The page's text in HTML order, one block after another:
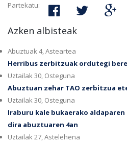
Partekatu:
Azken albisteak
Abuztuak 4, Asteartea
Herribus zerbitzuak ordutegi
Uztailak 30, Osteguna
Abuztuan zehar TAO zerbitzua
Uztailak 30, Osteguna
Iraburu kale bukaerako
dira abuztuaren 4an
Uztailak 27, Astelehena